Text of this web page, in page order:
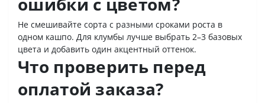
Не смешивайте сорта с разными сроками роста в
одном кашпо. Для клумбы лучше выбрать 2–3 базовых
цвета и добавить один акцентный оттенок.
Что проверить перед
оплатой заказа?